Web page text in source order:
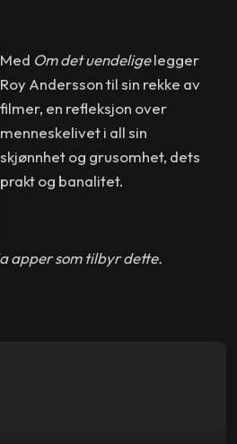
Med Om det uendeligelegger
Roy Andersson til sin rekke av
filmer, en refleksjon over
menneskelivet i all sin
skjønnhet og grusomhet, dets
prakt og banalitet.
apper som tilbyr dette.